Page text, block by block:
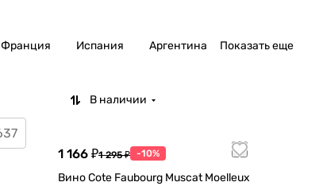
Франция Испания Аргентина Показать еще
В наличии
1 166 ₽1 295 ₽ -10%
Вино Cote Faubourg Muscat Moelleux